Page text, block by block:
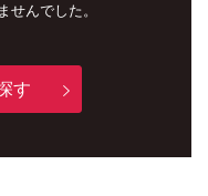
せんでした。
す